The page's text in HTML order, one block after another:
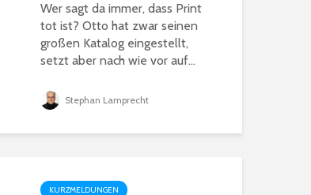
Wer sagt da immer, dass Print
tot ist? Otto hat zwar seinen
großen Katalog eingestellt,
setzt aber nach wie vor auf...
Stephan Lamprecht
KURZMELDUNGEN